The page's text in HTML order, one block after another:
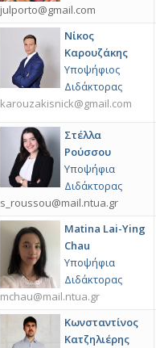
julporto@gmail.com
Νίκος
Καρουζάκης
Υποψήφιος
Διδάκτορας
karouzakisnick@gmail.com
Στέλλα
Ρούσσου
Υποψήφια
Διδάκτορας
s_roussou@mail.ntua.gr
Matina Lai-Ying
Chau
Υποψήφια
Διδάκτορας
mchau@mail.ntua.gr
Κωνσταντίνος
Κατζηλιέρης